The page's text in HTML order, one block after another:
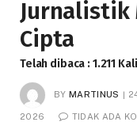
Jurnalistik
Cipta
Telah dibaca : 1.211
BY MARTINUS
2026 TIDAK ADA